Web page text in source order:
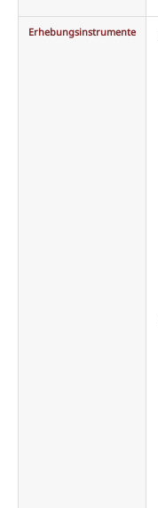
Erhebungsinstrumente